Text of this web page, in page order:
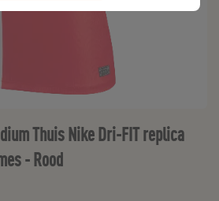
Thuis Nike Dri-FIT replica
- Rood